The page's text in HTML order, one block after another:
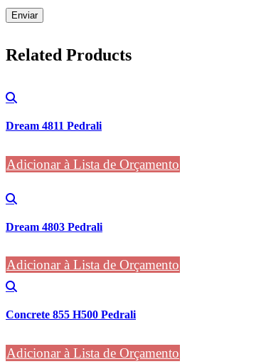
Related Products
Dream 4811 Pedrali
Adicionar à Lista de Orçamento
Dream 4803 Pedrali
Adicionar à Lista de Orçamento
Concrete 855 H500 Pedrali
Adicionar à Lista de Orçamento